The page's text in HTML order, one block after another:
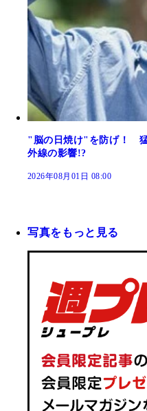
"脳の日焼け"を防げ！
外線の影響!?
2026年08月01日 08:00
写真をもっと見る